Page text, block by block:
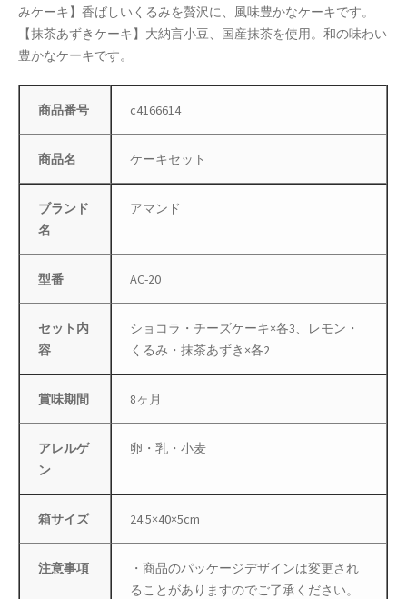
店舗管理
成人の日特集
支払い
敬老の日特集
新着
春の新生活応援
春服ファッション特集
母の日特集
特定商取引法に基づく表記
秋 セール
みケーキ】香ばしいくるみを贅沢に、風味豊かなケーキです。
【抹茶あずきケーキ】大納言小豆、国産抹茶を使用。和の味わい
豊かなケーキです。
商品番号 c4166614
商品名 ケーキセット
ブランド
名
アマンド
型番 AC-20
セット内
容
ショコラ・チーズケーキ×各3、レモン・
くるみ・抹茶あずき×各2
賞味期間 8ヶ月
アレルゲ
ン
卵・乳・小麦
箱サイズ 24.5×40×5cm
注意事項
・商品のパッケージデザインは変更され
ることがありますのでご了承ください。